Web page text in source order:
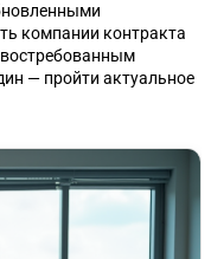
компании контракта
— пройти актуальное